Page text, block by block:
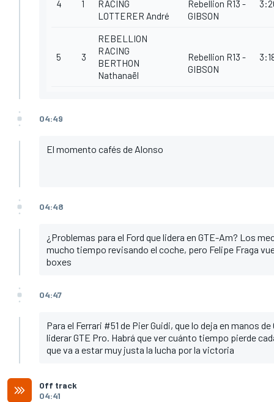
4 1
RACING
LOTTERER André
Rebellion R13 -
GIBSON
5 3
REBELLION
RACING
BERTHON
Nathanaël
Rebellion R13 -
GIBSON
04:49
El momento cafés de Alonso
04:48
¿Problemas para el Ford que lidera en GTE-Am? Los
mucho tiempo revisando el coche, pero Felipe Fraga
boxes
04:47
Para el Ferrari #51 de Pier Guidi, que lo deja en manos
liderar GTE Pro. Habrá que ver cuánto tiempo pierde
que va a estar muy justa la lucha por la victoria
Off track
04:41